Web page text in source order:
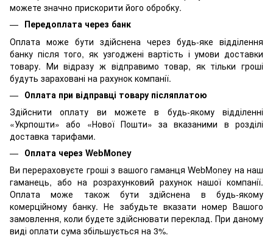
можете значно прискорити його обробку.
Передоплата через банк
Оплата може бути здійснена через будь-яке відділення
банку після того, як узгоджені вартість і умови доставки
товару. Ми відразу ж відправимо товар, як тільки гроші
будуть зараховані на рахунок компанії.
Оплата при відправці товару післяплатою
Здійснити оплату ви можете в будь-якому відділенні
«Укрпошти» або «Нової Пошти» за вказаними в розділі
доставка тарифами.
Оплата через WebMoney
Ви перераховуєте гроші з вашого гаманця WebMoney на наш
гаманець, або на розрахунковий рахунок нашої компанії.
Оплата може також бути здійснена в будь-якому
комерційному банку. Не забудьте вказати номер Вашого
замовлення, коли будете здійснювати переклад. При даному
виді оплати сума збільшується на 3%.